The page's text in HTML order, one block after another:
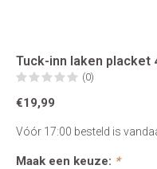
Tuck-inn laken placket
(0)
€19,99
Vóór 17:00 besteld is
Maak een keuze: *